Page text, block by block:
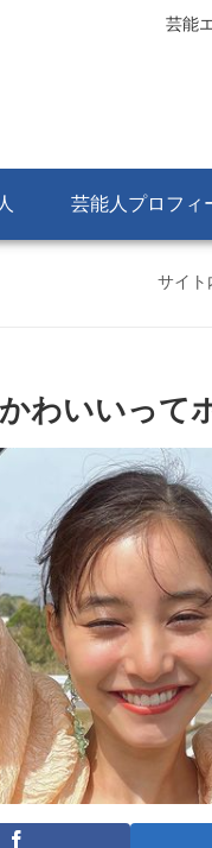
芸能
芸能人プロフィ
サイト
わいいって